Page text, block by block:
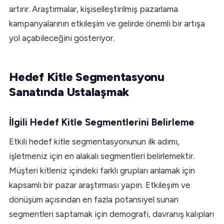
artırır. Araştırmalar, kişiselleştirilmiş pazarlama
kampanyalarının etkileşim ve gelirde önemli bir artışa
yol açabileceğini gösteriyor.
Hedef Kitle Segmentasyonu
Sanatında Ustalaşmak
İlgili Hedef Kitle Segmentlerini Belirleme
Etkili hedef kitle segmentasyonunun ilk adımı,
işletmeniz için en alakalı segmentleri belirlemektir.
Müşteri kitleniz içindeki farklı grupları anlamak için
kapsamlı bir pazar araştırması yapın. Etkileşim ve
dönüşüm açısından en fazla potansiyel sunan
segmentleri saptamak için demografi, davranış kalıpları